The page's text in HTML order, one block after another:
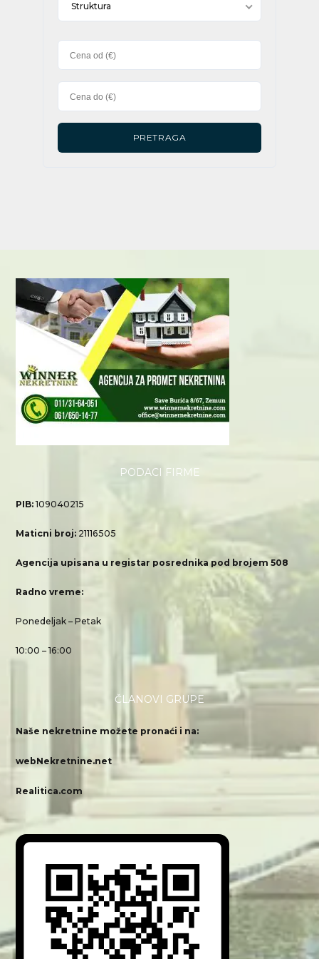
Struktura
PODACI FIRME
PIB:109040215
Maticni broj: 21116505
Agencija upisana u registar posrednika pod brojem 508
Radno vreme:
Ponedeljak – Petak
10:00 – 16:00
ČLANOVI GRUPE
Naše nekretnine možete pronaći i na:
webNekretnine.net
Realitica.com